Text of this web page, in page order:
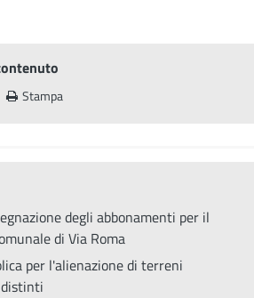
Stampa
degli abbonamenti per il
di Via Roma
per l'alienazione di terreni